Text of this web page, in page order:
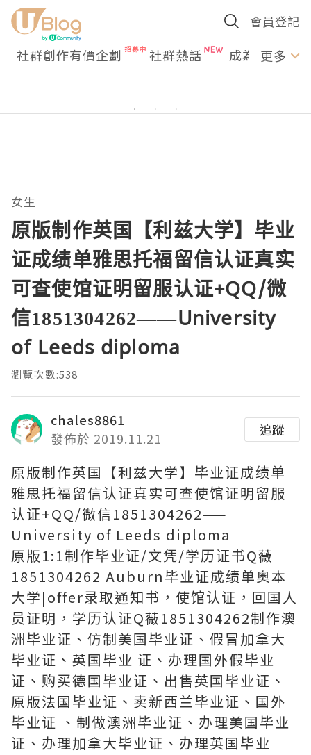
會員登記
社群創作有價企劃 社群熱話 成為U更多
女生
原版制作英国【利兹大学】毕业
证成绩单雅思托福留信认证真实
可查使馆证明留服认证+QQ/微
信1851304262——University
of Leeds diploma
瀏覽次數:538
chales8861
發佈於 2019.11.21
追蹤
原版制作英国【利兹大学】毕业证成绩单
雅思托福留信认证真实可查使馆证明留服
认证+QQ/微信1851304262——
University of Leeds diploma
原版1:1制作毕业证/文凭/学历证书Q薇
1851304262 Auburn毕业证成绩单奥本
大学|offer录取通知书，使馆认证，回国人
员证明，学历认证Q薇1851304262制作澳
洲毕业证、仿制美国毕业证、假冒加拿大
毕业证、英国毕业 证、办理国外假毕业
证、购买德国毕业证、出售英国毕业证、
原版法国毕业证、卖新西兰毕业证、国外
毕业证 、制做澳洲毕业证、办理美国毕业
证、办理加拿大毕业证、办理英国毕业